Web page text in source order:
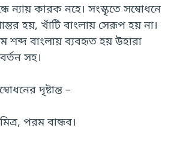
ন্যায় কারক নহে। সংস্কৃতে সম্বোধনে
হয়, খাঁটি বাংলায় সেরূপ হয় না।
বাংলায় ব্যবহৃত হয় উহারা
সহ।
দৃষ্টান্ত –
পরম বান্ধব।